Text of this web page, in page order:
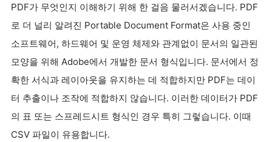
PDF가 무엇인지 이해하기 위해 한 걸음 물러서겠습니다. PDF
로 더 널리 알려진 Portable Document Format은 사용 중인
소프트웨어, 하드웨어 및 운영 체제와 관계없이 문서의 일관된
모양을 위해 Adobe에서 개발한 문서 형식입니다. 문서에서 정
확한 서식과 레이아웃을 유지하는 데 적합하지만 PDF는 데이
터 추출이나 조작에 적합하지 않습니다. 이러한 데이터가 PDF
의 표 또는 스프레드시트 형식인 경우 특히 그렇습니다. 이때
CSV 파일이 유용합니다.